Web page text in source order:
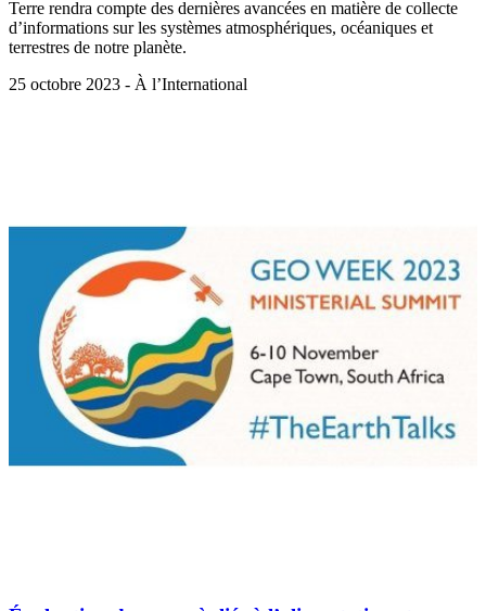
Terre rendra compte des dernières avancées en matière de collecte
d’informations sur les systèmes atmosphériques, océaniques et
terrestres de notre planète.
25 octobre 2023 - À l’International